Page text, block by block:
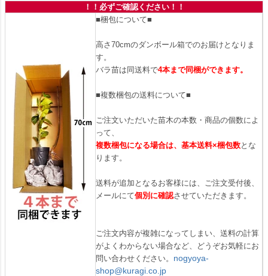
！！必ずご確認ください！！
■梱包について■
高さ70cmのダンボール箱でのお届けとなりま
す。
バラ苗は同送料で4本まで同梱ができます。
■複数梱包の送料について■
ご注文いただいた苗木の本数・商品の個数によ
って、
複数梱包になる場合は、基本送料×梱包数とな
ります。
送料が追加となるお客様には、ご注文受付後、
メールにて個別に確認させていただきます。
ご注文内容が複雑になってしまい、送料の計算
がよくわからない場合など、どうぞお気軽にお
問い合わせください。 nogyoya-
shop@kuragi.co.jp